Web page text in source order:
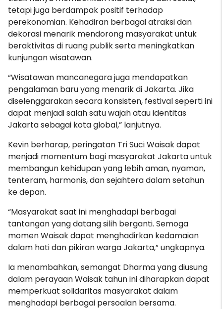
tetapi juga berdampak positif terhadap
perekonomian. Kehadiran berbagai atraksi dan
dekorasi menarik mendorong masyarakat untuk
beraktivitas di ruang publik serta meningkatkan
kunjungan wisatawan.
“Wisatawan mancanegara juga mendapatkan
pengalaman baru yang menarik di Jakarta. Jika
diselenggarakan secara konsisten, festival seperti ini
dapat menjadi salah satu wajah atau identitas
Jakarta sebagai kota global,” lanjutnya.
Kevin berharap, peringatan Tri Suci Waisak dapat
menjadi momentum bagi masyarakat Jakarta untuk
membangun kehidupan yang lebih aman, nyaman,
tenteram, harmonis, dan sejahtera dalam setahun
ke depan.
“Masyarakat saat ini menghadapi berbagai
tantangan yang datang silih berganti. Semoga
momen Waisak dapat menghadirkan kedamaian
dalam hati dan pikiran warga Jakarta,” ungkapnya.
Ia menambahkan, semangat Dharma yang diusung
dalam perayaan Waisak tahun ini diharapkan dapat
memperkuat solidaritas masyarakat dalam
menghadapi berbagai persoalan bersama.